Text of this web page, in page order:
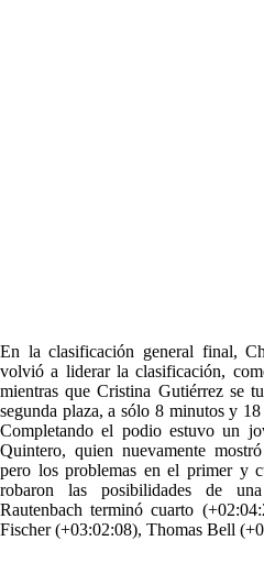
En la clasificación general final,
volvió a liderar la clasificación,
mientras que Cristina Gutiérrez se
segunda plaza, a sólo 8 minutos y
Completando el podio estuvo un
Quintero, quien nuevamente
pero los problemas en el primer y
robaron las posibilidades de
Rautenbach terminó cuarto
Fischer (+03:02:08), Thomas Bell